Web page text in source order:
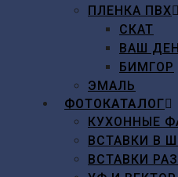
ПЛЕНКА ПВХ
СКАТ
ВАШ
БИМГОР
ЭМАЛЬ
ФОТОКАТАЛОГ
КУХОННЫЕ
ВСТАВКИ В
ВСТАВКИ